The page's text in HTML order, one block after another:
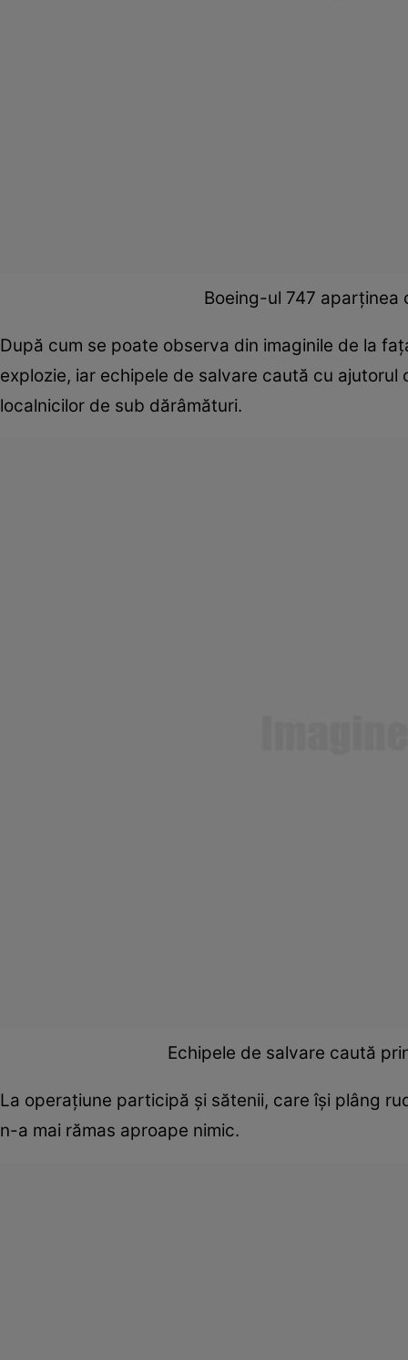
Boeing-ul 747 aparținea
După cum se poate observa din imaginile de la
explozie, iar echipele de salvare caută cu
localnicilor de sub dărâmături.
Echipele de salvare caută
La operațiune participă și sătenii, care își plâng
n-a mai rămas aproape nimic.